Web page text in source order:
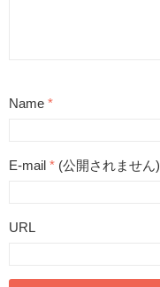
Name *
E-mail * (公開されません)
URL